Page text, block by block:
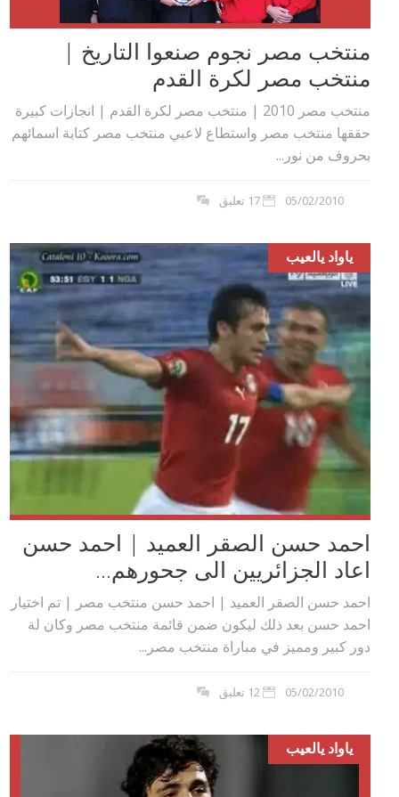
منتخب مصر نجوم صنعوا التاريخ |
منتخب مصر لكرة القدم
منتخب مصر 2010 | منتخب مصر لكرة القدم | انجازات كبيرة
حققها منتخب مصر واستطاع لاعبي منتخب مصر كتابة اسمائهم
بحروف من نور...
05/02/2010 17 تعليق
ياواد يالعيب
احمد حسن الصقر العميد | احمد حسن
اعاد الجزائريين الى جحورهم...
احمد حسن الصقر العميد | احمد حسن منتخب مصر | تم اختيار
احمد حسن بعد ذلك ليكون ضمن قائمة منتخب مصر وكان لة
دور كبير ومميز في مباراة منتخب مصر...
05/02/2010 12 تعليق
ياواد يالعيب